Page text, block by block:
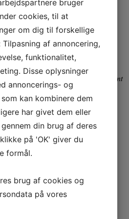
bygger videre på Project Risk
indeholdt i PMIsProject Management
Guide . Kurset henvender sig til
Management og ønsker at lære
at kende og/eller ønsker at
Professional- (PMI-RMP)®
bruger
cookies, til at
om dig til forskellige
af annoncering,
funktionalitet,
Disse oplysninger
annoncerings- og
kan kombinere dem
har givet dem eller
din brug af deres
på 'OK' giver du
formål.
brug af cookies og
på vores